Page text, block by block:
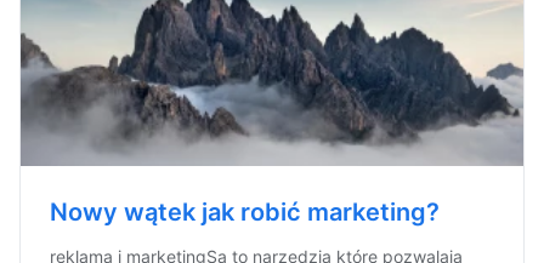
Nowy wątek jak robić marketing?
reklama i marketingSą to narzędzia które pozwalają